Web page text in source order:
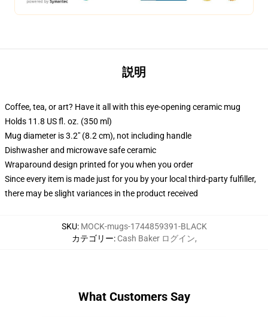
説明
Coffee, tea, or art? Have it all with this eye-opening ceramic mug
Holds 11.8 US fl. oz. (350 ml)
Mug diameter is 3.2" (8.2 cm), not including handle
Dishwasher and microwave safe ceramic
Wraparound design printed for you when you order
Since every item is made just for you by your local third-party fulfiller,
there may be slight variances in the product received
SKU: MOCK-mugs-1744859391-BLACK
カテゴリー: Cash Baker ログイン,
What Customers Say